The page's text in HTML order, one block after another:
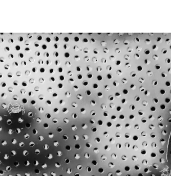
04_DESSINS
05_MONOTYPE
06_ARCHIVES
CONTACT